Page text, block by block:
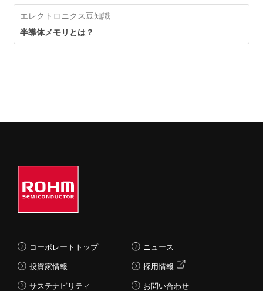
エレクトロニクス豆知識
半導体メモリとは？
コーポレートトップ
投資家情報
サステナビリティ
ニュース
採用情報
お問い合わせ